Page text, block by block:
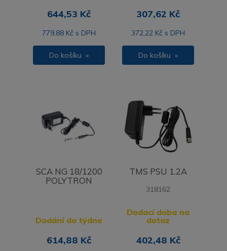
644,53 Kč
779,88 Kč s DPH
Do košíku »
307,62 Kč
372,22 Kč s DPH
Do košíku »
SCA NG 18/1200
POLYTRON
Dodání do týdne
614,88 Kč
TMS PSU 1.2A
318162
Dodací doba na
dotaz
402,48 Kč